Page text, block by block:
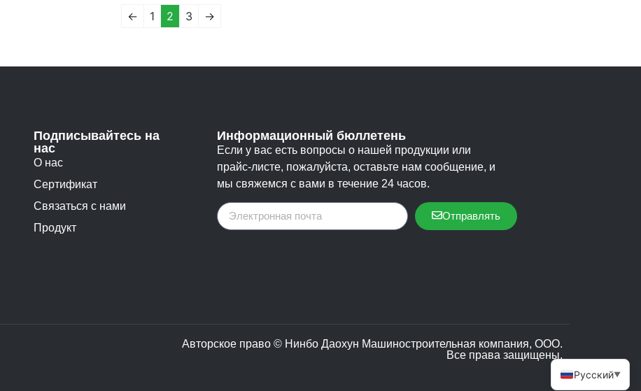
← 1 2 3 →
Подписывайтесь на
нас
О нас
Сертификат
Связаться с нами
Продукт
Информационный бюллетень
Если у вас есть вопросы о нашей продукции или
прайс-листе, пожалуйста, оставьте нам сообщение, и
мы свяжемся с вами в течение 24 часов.
Отправлять
Авторское право © Нинбо Даохун Машиностроительная компания, ООО.
Все права защищены.
Русский▼